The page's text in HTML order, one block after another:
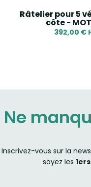
Râtelier pour 5
côte -
392,00 €
Ne
Inscrivez-vous sur la
soyez les